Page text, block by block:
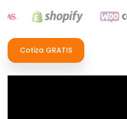
Cotiza GRATIS